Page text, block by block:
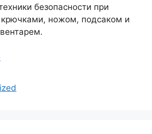
безопасности при
ножом, подсаком и